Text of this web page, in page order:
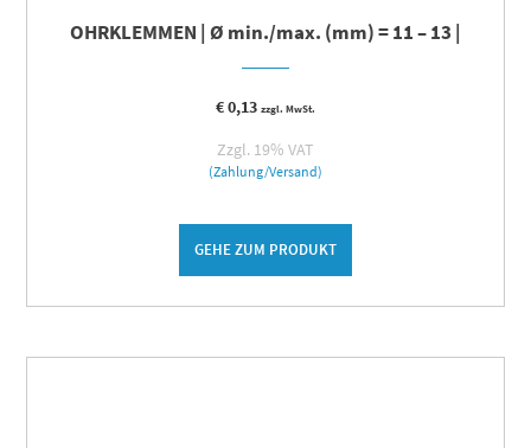
OHRKLEMMEN | Ø min./max. (mm) = 11 – 13 |
€0,13 zzgl. MwSt.
Zzgl. 19% VAT
(Zahlung/Versand)
GEHE ZUM PRODUKT